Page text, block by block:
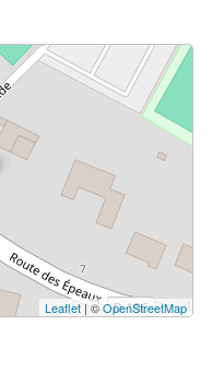
Leaflet| ©OpenStreetMap